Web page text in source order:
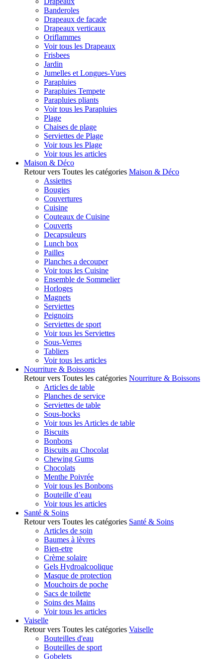
Banderoles
Drapeaux de facade
Drapeaux verticaux
Oriflammes
Voir tous les Drapeaux
Frisbees
Jardin
Jumelles et Longues-Vues
Parapluies
Parapluies Tempete
Parapluies pliants
Voir tous les Parapluies
Plage
Chaises de plage
Serviettes de Plage
Voir tous les Plage
Voir tous les articles
Maison & Déco
Retour vers Toutes les catégories Maison & Déco
Assiettes
Bougies
Couvertures
Cuisine
Couteaux de Cuisine
Couverts
Decapsuleurs
Lunch box
Pailles
Planches a decouper
Voir tous les Cuisine
Ensemble de Sommelier
Horloges
Magnets
Serviettes
Peignoirs
Serviettes de sport
Voir tous les Serviettes
Sous-Verres
Tabliers
Voir tous les articles
Nourriture & Boissons
Retour vers Toutes les catégories Nourriture & Boissons
Articles de table
Planches de service
Serviettes de table
Sous-bocks
Voir tous les Articles de table
Biscuits
Bonbons
Biscuits au Chocolat
Chewing Gums
Chocolats
Menthe Poivrée
Voir tous les Bonbons
Bouteille d’eau
Voir tous les articles
Santé & Soins
Retour vers Toutes les catégories Santé & Soins
Articles de soin
Baumes à lèvres
Bien-etre
Crème solaire
Gels Hydroalcoolique
Masque de protection
Mouchoirs de poche
Sacs de toilette
Soins des Mains
Voir tous les articles
Vaiselle
Retour vers Toutes les catégories Vaiselle
Bouteilles d'eau
Bouteilles de sport
Gobelets